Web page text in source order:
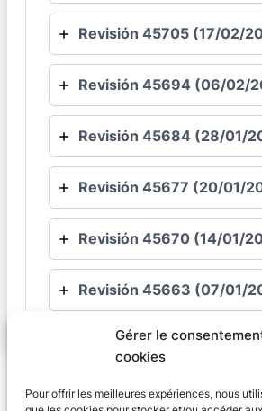
Gérer le
cookies
Pour offrir les meilleures expériences, nous
Revisión 45705 (17/02/
Revisión 45694 (06/02/
Revisión 45684 (28/01/
Revisión 45677 (20/01/
Revisión 45670 (14/01/
Revisión 45663 (07/01/